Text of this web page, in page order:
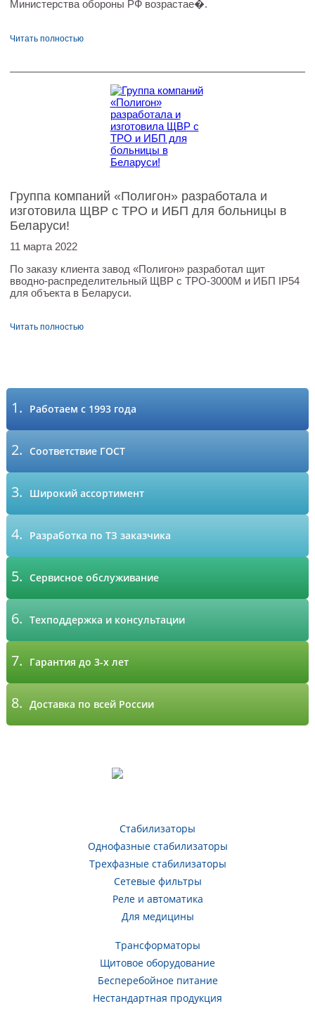
Министерства обороны РФ возрастае�.
Читать полностью
Группа компаний «Полигон» разработала и
изготовила ЩВР с ТРО и ИБП для больницы в
Беларуси!
11 марта 2022
По заказу клиента завод «Полигон» разработал щит
вводно-распределительный ЩВР с ТРО-3000М и ИБП IP54
для объекта в Беларуси.
Читать полностью
1. Работаем с 1993 года
2. Соответствие ГОСТ
3. Широкий ассортимент
4. Разработка по ТЗ заказчика
5. Сервисное обслуживание
6. Техподдержка и консультации
7. Гарантия до 3-х лет
8. Доставка по всей России
Стабилизаторы
Однофазные стабилизаторы
Трехфазные стабилизаторы
Сетевые фильтры
Реле и автоматика
Для медицины
Трансформаторы
Щитовое оборудование
Бесперебойное питание
Нестандартная продукция